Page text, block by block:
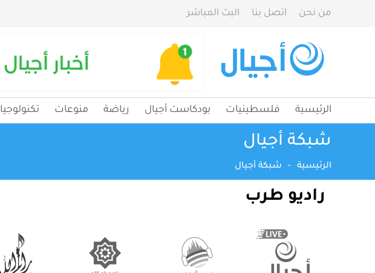
من نحن اتصل بنا البث المباشر
الرئيسية فلسطينيات بودكاست أجيال رياضة منوعات تكنولوجيا
شبكة أجيال
الرئيسية - شبكة أجيال
راديو طرب